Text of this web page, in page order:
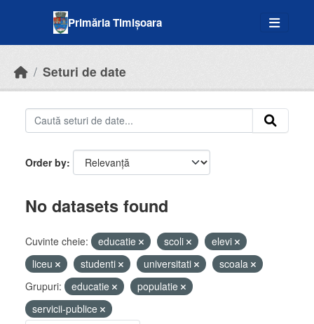
Primăria Timișoara
Seturi de date
Order by
No datasets found
Cuvinte cheie: educatie scoli
elevi
liceu
studenti universitati
scoala
Grupuri:
educatie
populatie
servicii-publice